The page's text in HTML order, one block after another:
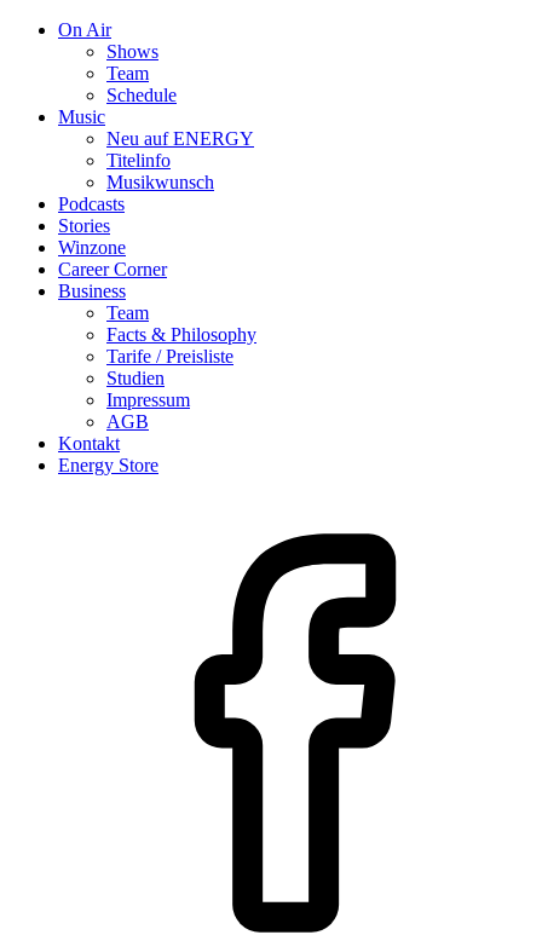
On Air
Shows
Team
Schedule
Music
Neu auf ENERGY
Titelinfo
Musikwunsch
Podcasts
Stories
Winzone
Career Corner
Business
Team
Facts & Philosophy
Tarife / Preisliste
Studien
Impressum
AGB
Kontakt
Energy Store